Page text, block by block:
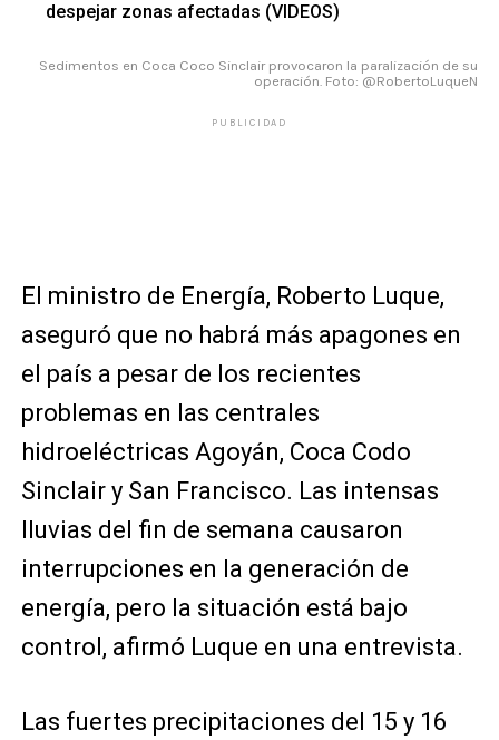
despejar zonas afectadas (VIDEOS)
Sedimentos en Coca Coco Sinclair provocaron la paralización de su
operación. Foto: @RobertoLuqueN
PUBLICIDAD
El ministro de Energía, Roberto Luque,
aseguró que no habrá más apagones en
el país a pesar de los recientes
problemas en las centrales
hidroeléctricas Agoyán, Coca Codo
Sinclair y San Francisco. Las intensas
lluvias del fin de semana causaron
interrupciones en la generación de
energía, pero la situación está bajo
control, afirmó Luque en una entrevista.
Las fuertes precipitaciones del 15 y 16